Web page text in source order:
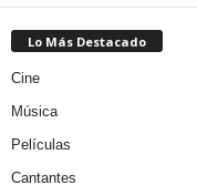
Lo Más Destacado
Cine
Música
Películas
Cantantes